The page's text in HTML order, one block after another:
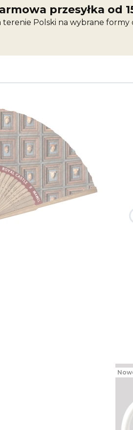
przesyłka od
terenie Polski na wybrane formy